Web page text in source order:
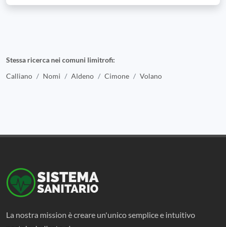
Stessa ricerca nei comuni limitrofi:
Calliano
Nomi Aldeno Cimone Volano
La nostra mission è creare un'unico semplice e intuitivo